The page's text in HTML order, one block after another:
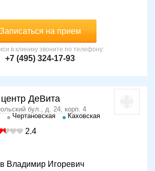
Записаться на прием
в клинику звоните по телефону:
+7 (495) 324-17-93
ДеВита
бул., д. 24, корп. 4
Чертановская Каховская
2.4
Владимир Игоревич